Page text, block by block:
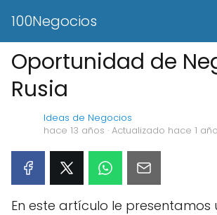
100Negocios
Oportunidad de
Rusia
Ideas de Negocios
hace 13 años · Actualizado hace 1 año
En este artículo le presentamos